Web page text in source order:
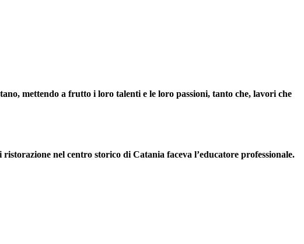
mettendo a frutto i loro talenti e le loro passioni, tanto che, lavori che
nel centro storico di Catania faceva l’educatore professionale.